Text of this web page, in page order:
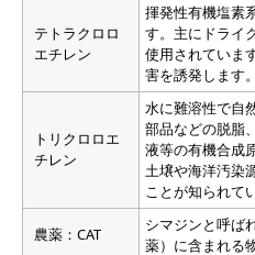
テトラクロロ
エチレン
揮発性有機塩素
す。主にドライ
使用されていま
害を誘発します。
トリクロロエ
チレン
水に難溶性で自
部品などの脱脂
液等の有機合成
土壌や海洋汚染
ことが知られて
農薬：CAT
シマジンと呼ば
薬）に含まれる